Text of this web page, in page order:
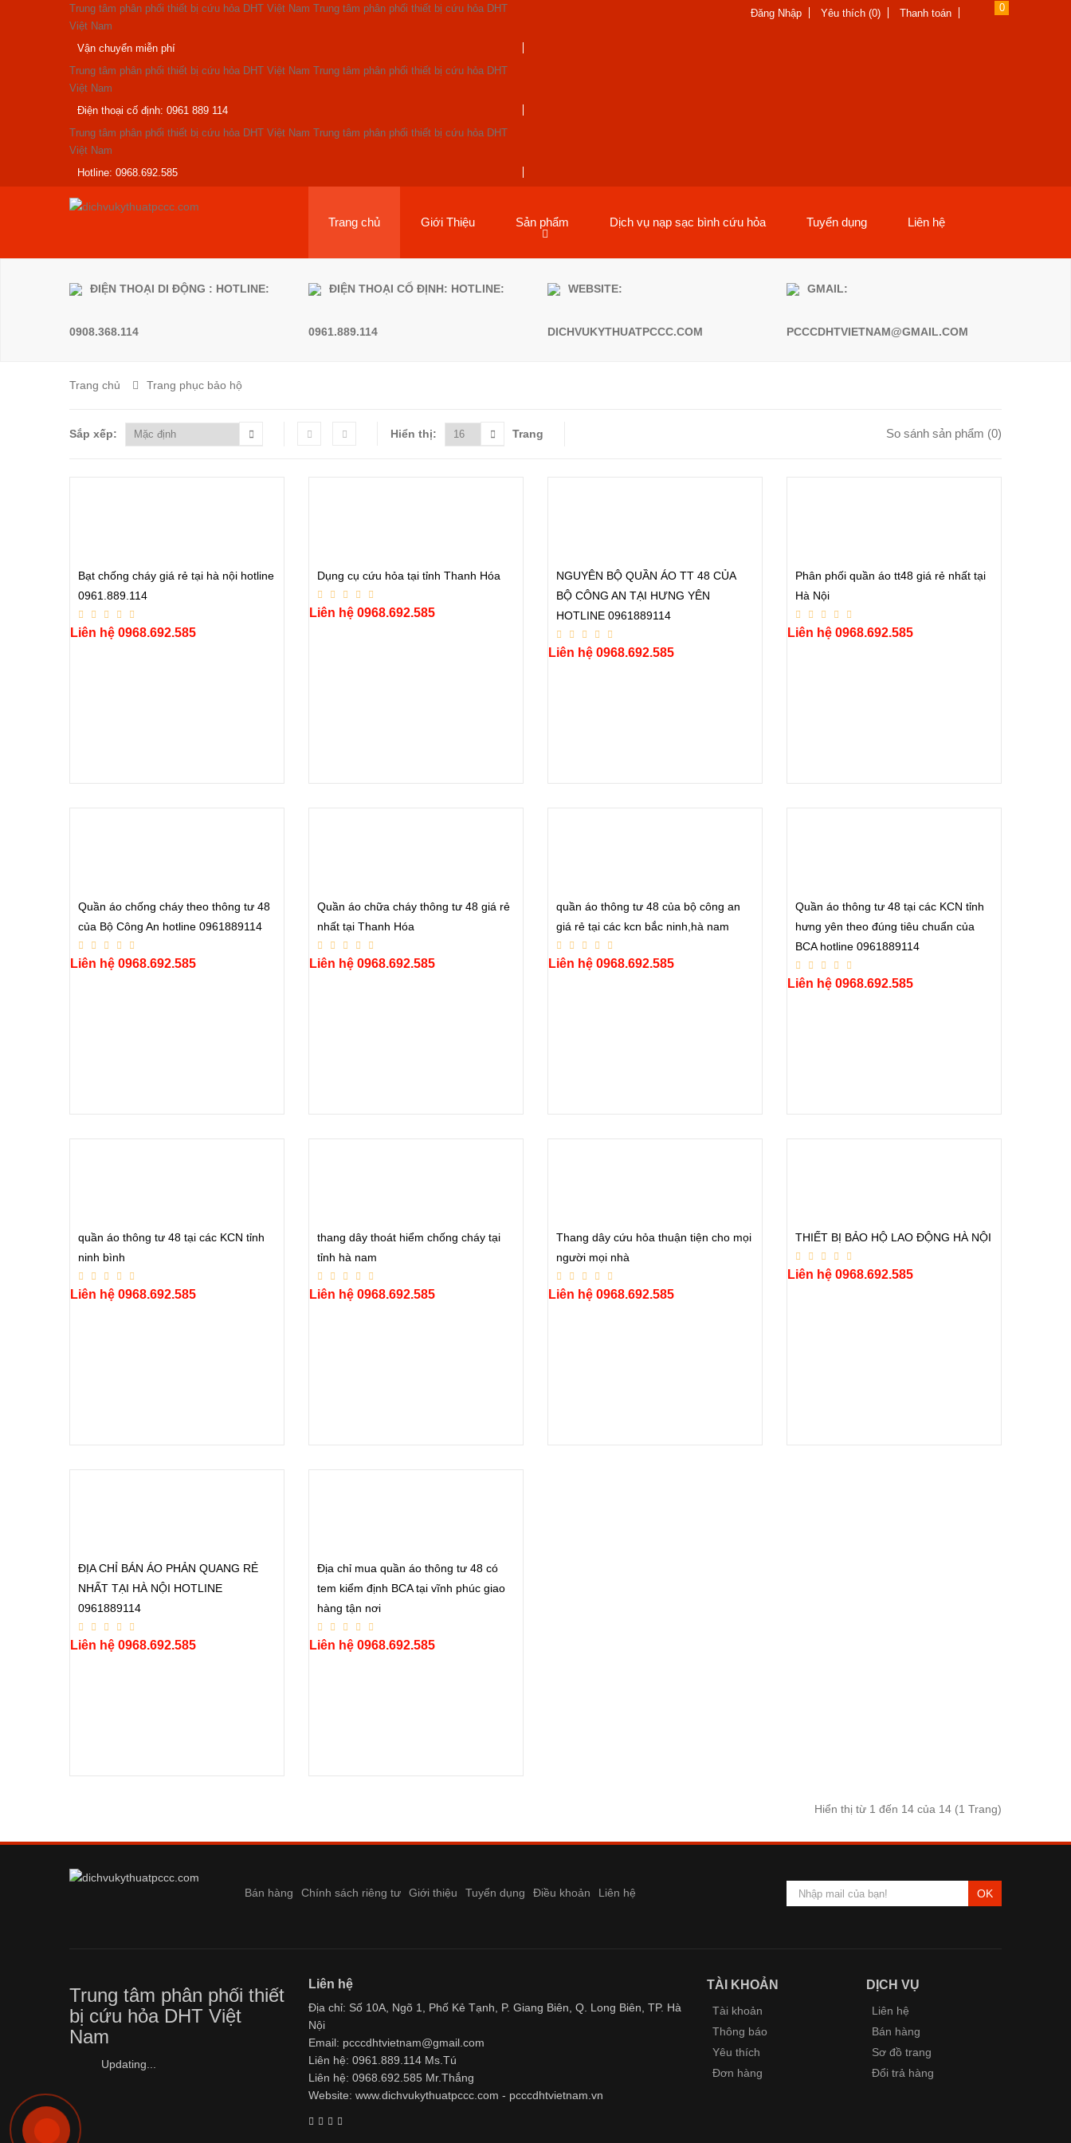
Trung tâm phân phối thiết bị cứu hỏa DHT Việt Nam Trung tâm phân phối thiết bị cứu hỏa DHT
Việt Nam
Vận chuyển miễn phí
Trung tâm phân phối thiết bị cứu hỏa DHT Việt Nam Trung tâm phân phối thiết bị cứu hỏa DHT
Việt Nam
Điện thoại cố định: 0961 889 114
Trung tâm phân phối thiết bị cứu hỏa DHT Việt Nam Trung tâm phân phối thiết bị cứu hỏa DHT
Việt Nam
Hotline: 0968.692.585
Đăng Nhập Yêu thích (0) Thanh toán 0
Trang chủ Giới Thiệu Sản phẩm Dịch vụ nạp sạc bình cứu hỏa Tuyển dụng Liên hệ
ĐIỆN THOẠI DI ĐỘNG : HOTLINE:
0908.368.114
ĐIỆN THOẠI CỐ ĐỊNH: HOTLINE:
0961.889.114
WEBSITE:
DICHVUKYTHUATPCCC.COM
GMAIL:
PCCCDHTVIETNAM@GMAIL.COM
Trang chủ Trang phục bảo hộ
So sánh sản phẩm (0)
Sắp xếp: Hiển thị: Trang
Bạt chống cháy giá rẻ tại hà nội hotline
0961.889.114
Liên hệ 0968.692.585
Dụng cụ cứu hỏa tại tỉnh Thanh Hóa
Liên hệ 0968.692.585
NGUYÊN BỘ QUẦN ÁO TT 48 CỦA
BỘ CÔNG AN TẠI HƯNG YÊN
HOTLINE 0961889114
Liên hệ 0968.692.585
Phân phối quần áo tt48 giá rẻ nhất tại
Hà Nội
Liên hệ 0968.692.585
Quần áo chống cháy theo thông tư 48
của Bộ Công An hotline 0961889114
Liên hệ 0968.692.585
Quần áo chữa cháy thông tư 48 giá rẻ
nhất tại Thanh Hóa
Liên hệ 0968.692.585
quần áo thông tư 48 của bộ công an
giá rẻ tại các kcn bắc ninh,hà nam
Liên hệ 0968.692.585
Quần áo thông tư 48 tại các KCN tỉnh
hưng yên theo đúng tiêu chuẩn của
BCA hotline 0961889114
Liên hệ 0968.692.585
quần áo thông tư 48 tại các KCN tỉnh
ninh bình
Liên hệ 0968.692.585
thang dây thoát hiểm chống cháy tại
tỉnh hà nam
Liên hệ 0968.692.585
Thang dây cứu hỏa thuận tiện cho mọi
người mọi nhà
Liên hệ 0968.692.585
THIẾT BỊ BẢO HỘ LAO ĐỘNG HÀ NỘI
Liên hệ 0968.692.585
ĐỊA CHỈ BÁN ÁO PHẢN QUANG RẺ
NHẤT TẠI HÀ NỘI HOTLINE
0961889114
Liên hệ 0968.692.585
Địa chỉ mua quần áo thông tư 48 có
tem kiểm định BCA tại vĩnh phúc giao
hàng tận nơi
Liên hệ 0968.692.585
Hiển thị từ 1 đến 14 của 14 (1 Trang)
Bán hàng Chính sách riêng tư Giới thiệu Tuyển dụng Điều khoản Liên hệ OK
Trung tâm phân phối thiết
bị cứu hỏa DHT Việt
Nam
Updating...
Liên hệ
Địa chỉ: Số 10A, Ngõ 1, Phố Kẻ Tạnh, P. Giang Biên, Q. Long Biên, TP. Hà
Nội
Email: pcccdhtvietnam@gmail.com
Liên hệ: 0961.889.114 Ms.Tú
Liên hệ: 0968.692.585 Mr.Thắng
Website: www.dichvukythuatpccc.com - pcccdhtvietnam.vn
TÀI KHOẢN
Tài khoản
Thông báo
Yêu thích
Đơn hàng
DỊCH VỤ
Liên hệ
Bán hàng
Sơ đồ trang
Đổi trả hàng